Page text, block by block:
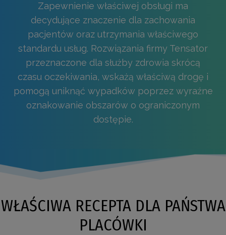
Zapewnienie właściwej obsługi ma
decydujące znaczenie dla zachowania
pacjentów oraz utrzymania właściwego
standardu usług. Rozwiązania firmy Tensator
przeznaczone dla służby zdrowia skrócą
czasu oczekiwania, wskażą właściwą drogę i
pomogą uniknąć wypadków poprzez wyraźne
oznakowanie obszarów o ograniczonym
dostępie.
WŁAŚCIWA RECEPTA DLA PAŃSTWA
PLACÓWKI